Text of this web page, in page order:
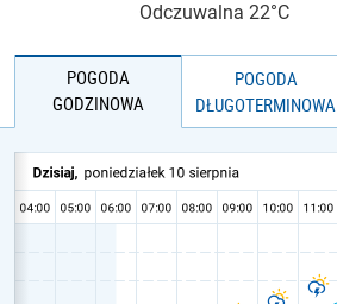
Odczuwalna 22°C
POGODA
GODZINOWA
POGODA
DŁUGOTERMINOWA